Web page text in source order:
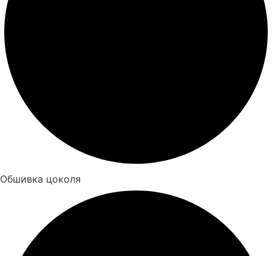
Обшивка цоколя